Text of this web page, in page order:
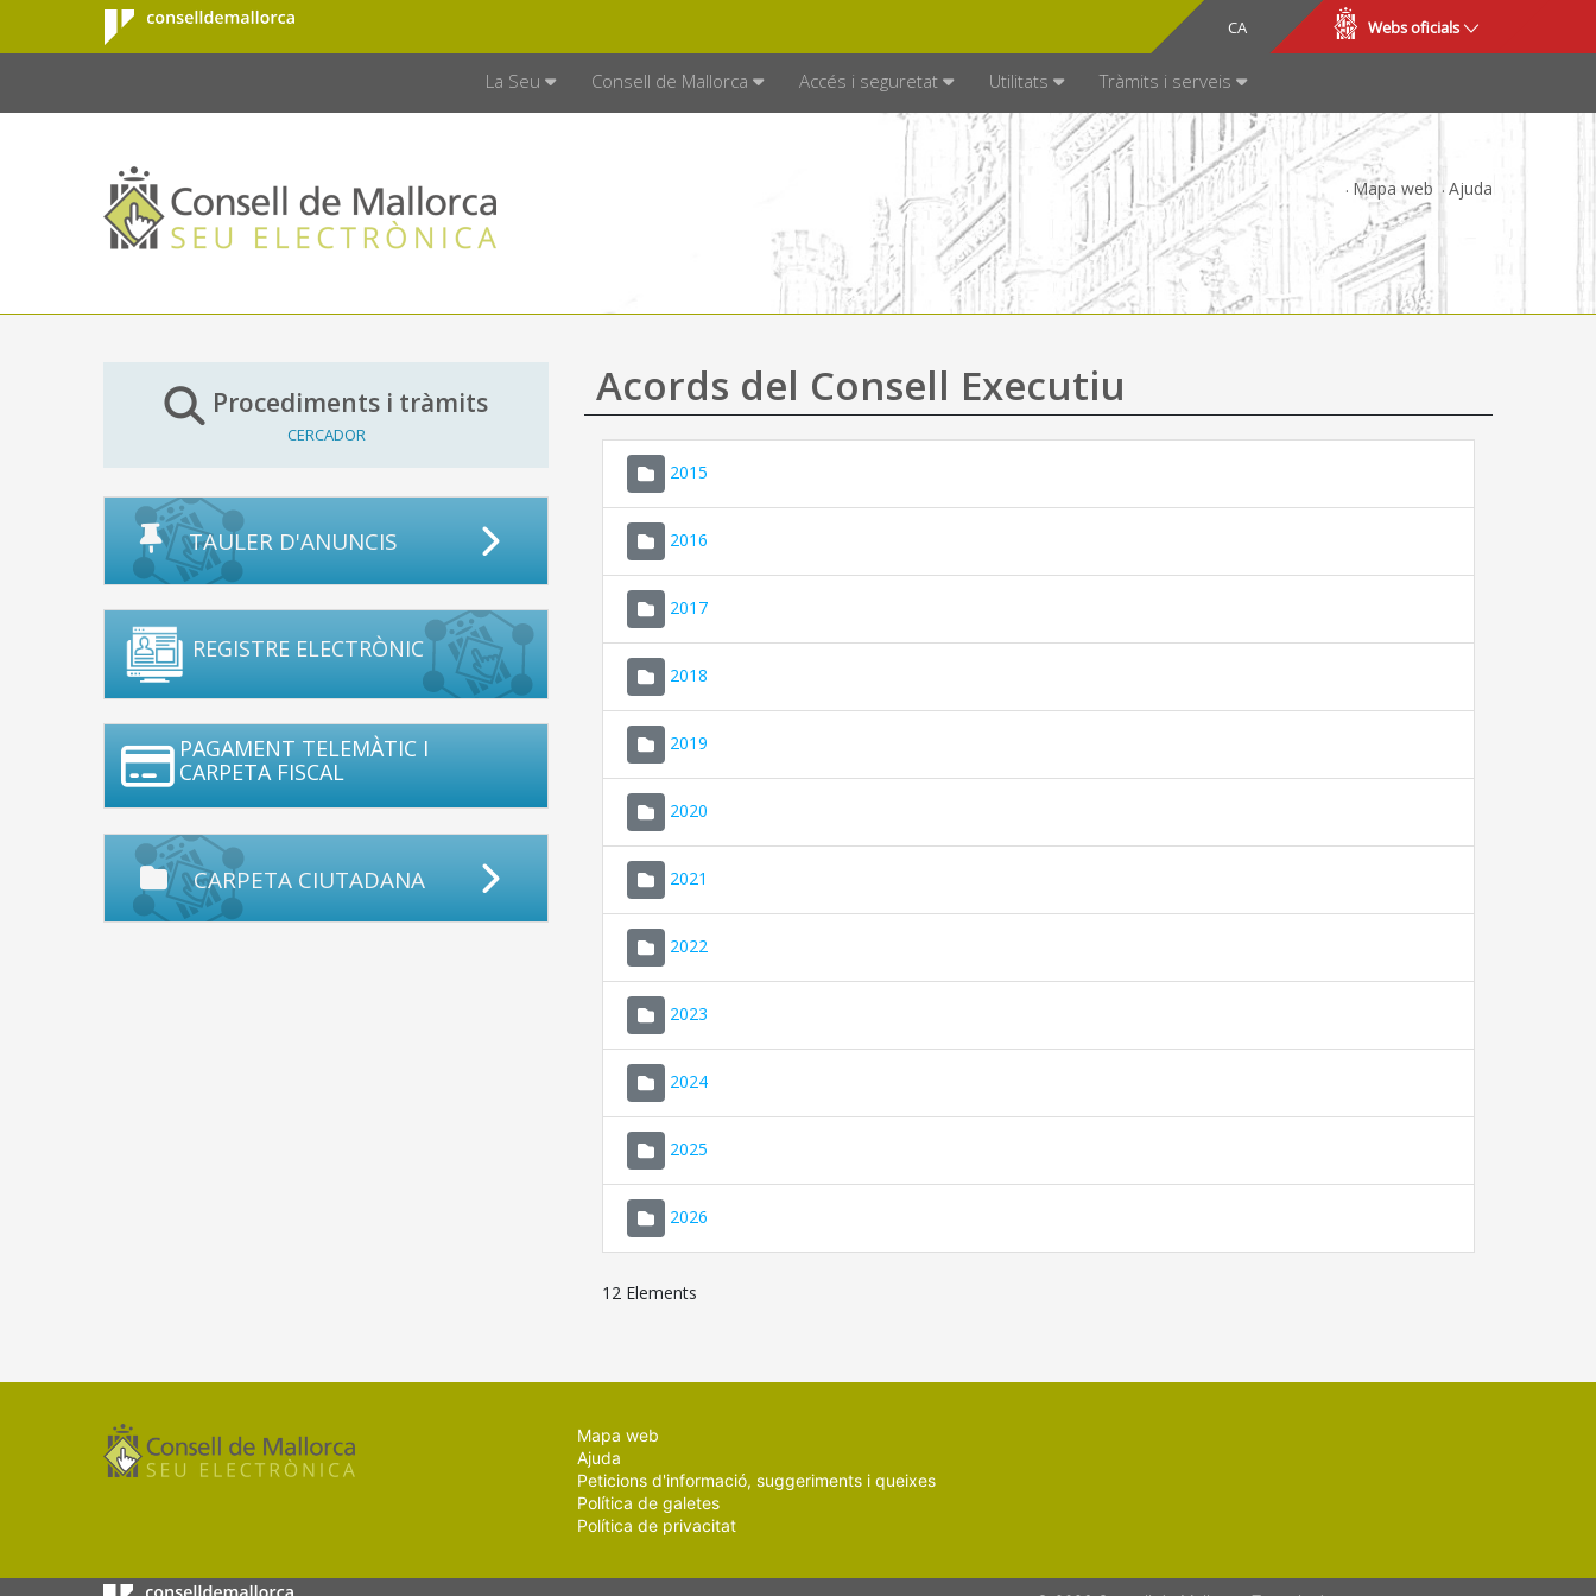
Salta al contingut principal
Consell de
Mallorca
CA
ES Webs oficials
La Seu Consell de Mallorca Accés i seguretat Utilitats Tràmits i serveis
Mapa web Ajuda
Procediments i tràmits
CERCADOR
TAULER D'ANUNCIS
REGISTRE ELECTRÒNIC
PAGAMENT TELEMÀTIC I
CARPETA FISCAL
CARPETA CIUTADANA
Acords del Consell Executiu
2015
2016
2017
2018
2019
2020
2021
2022
2023
2024
2025
2026
12 Elements
Mapa web
Ajuda
Peticions d'informació, suggeriments i queixes
Política de galetes
Política de privacitat